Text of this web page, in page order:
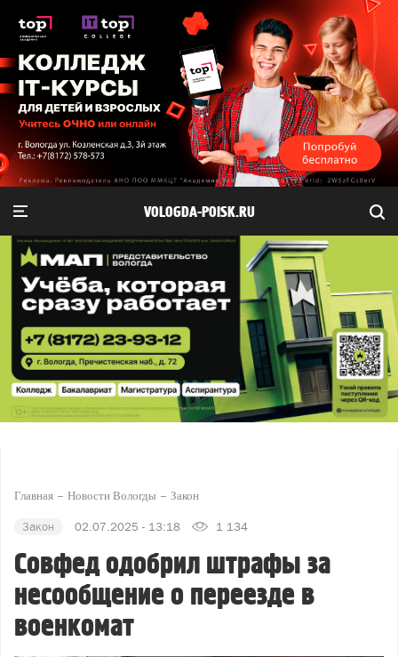
VOLOGDA-POISK.RU
Главная Новости Вологды Закон
Закон 02.07.2025 - 13:18 1 134
Совфед одобрил штрафы за
несообщение о переезде в
военкомат